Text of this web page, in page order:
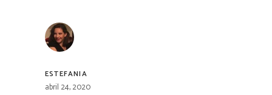
ESTEFANIA
abril 24, 2020